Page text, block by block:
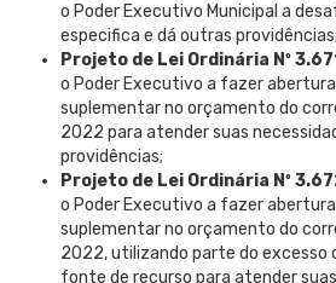
o Poder Executivo Municipal a
especifica e dá outras providências;
Projeto de Lei Ordinária Nº
o Poder Executivo a fazer
suplementar no orçamento do
2022 para atender suas
providências;
Projeto de Lei Ordinária Nº
o Poder Executivo a fazer
suplementar no orçamento do
2022, utilizando parte do excesso
fonte de recurso para atender